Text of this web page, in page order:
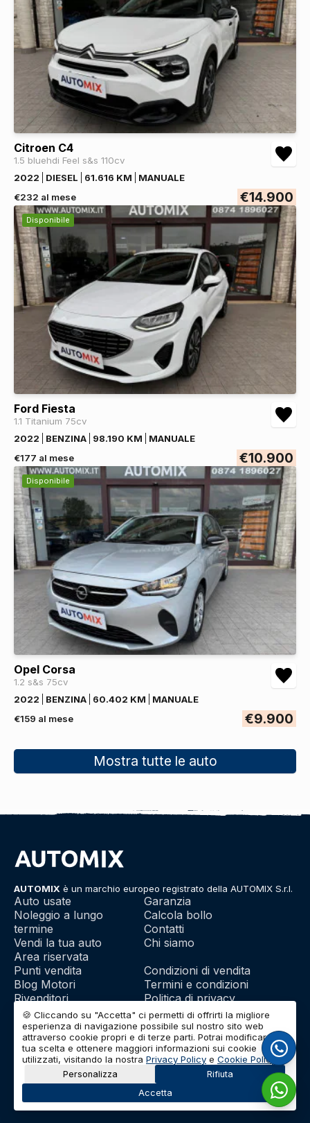
Citroen C4
1.5 bluehdi Feel s&s 110cv
2022
DIESEL 61.616 KM
MANUALE
€232 al mese
€14.900
Disponibile
Ford Fiesta
1.1 Titanium 75cv
2022
BENZINA 98.190 KM
MANUALE
€177 al mese
€10.900
Disponibile
Opel Corsa
1.2 s&s 75cv
2022
BENZINA 60.402 KM
MANUALE
€159 al mese
€9.900
Mostra tutte le auto
AUTOMIX è un marchio europeo registrato della AUTOMIX S.r.l.
Auto usate
Noleggio a lungo
termine
Vendi la tua auto
Area riservata
Garanzia
Calcola bollo
Contatti
Chi siamo
Punti vendita
Blog Motori
Rivenditori
Franchising
Condizioni di vendita
Termini e condizioni
Politica di privacy
Utilizzo dei cookie
© 2026 | AUTOMIX S.r.l. | Partita IVA: IT01732290703 | Capitale
Sociale: Euro 10.000 i.v.
🍪 Cliccando su "Accetta" ci permetti di offrirti la migliore
esperienza di navigazione possibile sul nostro sito web
attraverso cookie propri e di terze parti. Potrai modificare la
tua scelta e ottenere maggiori informazioni sui cookie
utilizzati, visitando la nostra Privacy Policy e Cookie Policy.
Personalizza
Rifiuta
Accetta